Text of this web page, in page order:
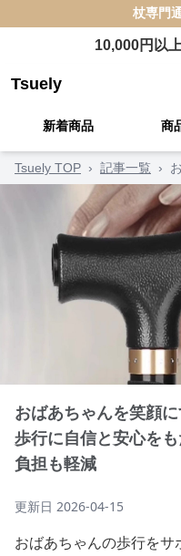
杖専門
10,000円以
Tsuely
新着商品 商
Tsuely TOP › 記事一覧 ›
おばあちゃんを笑顔
歩行に自信と安心を
負担も軽減
更新日 2026-04-15
おばあちゃんの歩行を